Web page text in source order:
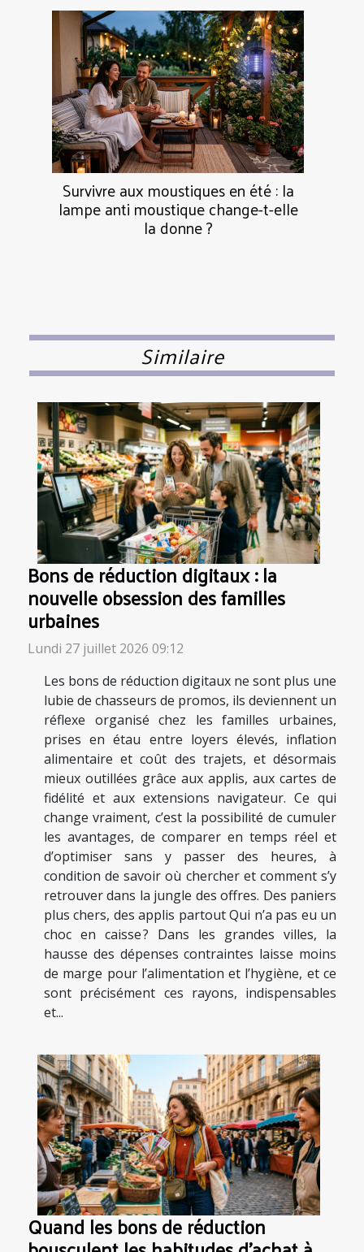
Survivre aux moustiques en été : la
lampe anti moustique change-t-elle
la donne ?
Similaire
Bons de réduction digitaux : la
nouvelle obsession des familles
urbaines
Lundi 27 juillet 2026 09:12
Les bons de réduction digitaux ne sont plus une
lubie de chasseurs de promos, ils deviennent un
réflexe organisé chez les familles urbaines,
prises en étau entre loyers élevés, inflation
alimentaire et coût des trajets, et désormais
mieux outillées grâce aux applis, aux cartes de
fidélité et aux extensions navigateur. Ce qui
change vraiment, c’est la possibilité de cumuler
les avantages, de comparer en temps réel et
d’optimiser sans y passer des heures, à
condition de savoir où chercher et comment s’y
retrouver dans la jungle des offres. Des paniers
plus chers, des applis partout Qui n’a pas eu un
choc en caisse ? Dans les grandes villes, la
hausse des dépenses contraintes laisse moins
de marge pour l’alimentation et l’hygiène, et ce
sont précisément ces rayons, indispensables
et...
Quand les bons de réduction